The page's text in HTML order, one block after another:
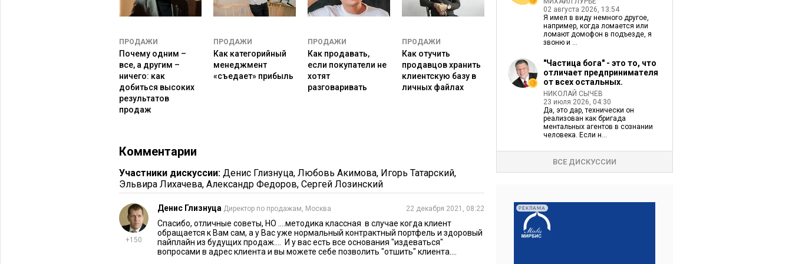
эффективной работы пресс-службы или PR-агентства. Классно, что это выяснилось до
Представитель другой компании считал, что в результате работы должно быть
сформировано новое восприятие компании. Но на вопрос о критериях результата
ответил, что ждет появления определенного числа публикаций в релевантных СМИ. К
счастью, сам же и заметил нестыковку – запрос на изменение качества, а измерять
предполагается количественными показателями. И уже после этого были совместно
4. В какие сроки, по вашим ожиданиям, может быть достигнут
результат?
Но когда ответ на вопрос превращается в постановку задачи, над реалистичностью сроков
думают обе стороны. Да, время на раскачку не всегда есть. Тогда и инструменты могут
быть выбраны другие.
ПРОДАЖИ
Почему одним –
все, а другим –
ничего: как
добиться высоких
результатов
продаж
ПРОДАЖИ
Как категорийный
менеджмент
«съедает» прибыль
ПРОДАЖИ
Как продавать,
если покупатели не
хотят
разговаривать
ПРОДАЖИ
Как отучить
продавцов хранить
клиентскую базу в
личных файлах
Комментарии
Участники дискуссии: Денис Глизнуца, Любовь Акимова, Игорь Татарский,
Эльвира Лихачева, Александр Федоров, Сергей Лозинский
+150
Денис Глизнуца Директор по продажам, Москва 22 декабря 2021, 08:22
Спасибо, отличные советы, НО ....методика классная в случае когда клиент
обращается к Вам сам, а у Вас уже нормальный контрактный портфель и здоровый
пайплайн из будущих продаж.... И у вас есть все основания "издеваться"
вопросами в адрес клиента и вы можете себе позволить "отшить" клиента....
02 августа 2026, 13:54
Я имел в виду немного другое,
например, когда ломается или
ломают домофон в подъезде, я
звоню и ...
"Частица бога" - это то, что
отличает предпринимателя
от всех остальных.
НИКОЛАЙ СЫЧЕВ
23 июля 2026, 04:30
Да, это дар, технически он
реализован как бригада
ментальных агентов в сознании
человека. Если н...
ВСЕ ДИСКУССИИ
РЕКЛАМА